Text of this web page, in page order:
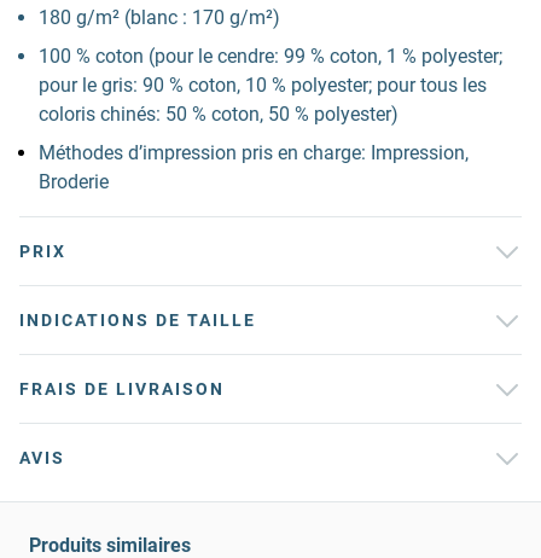
180 g/m² (blanc : 170 g/m²)
100 % coton (pour le cendre: 99 % coton, 1 % polyester;
pour le gris: 90 % coton, 10 % polyester; pour tous les
coloris chinés: 50 % coton, 50 % polyester)
Méthodes d’impression pris en charge: Impression,
Broderie
PRIX
INDICATIONS DE TAILLE
FRAIS DE LIVRAISON
AVIS
Produits similaires